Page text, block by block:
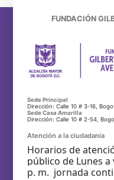
FUNDACIÓN
Sede Principal
Dirección: Calle 10 # 3-16,
Sede Casa Amarilla
Dirección: Calle 10 # 2-54,
Atención a la ciudadanía
Horarios de
público de Lunes a
p. m. jornada